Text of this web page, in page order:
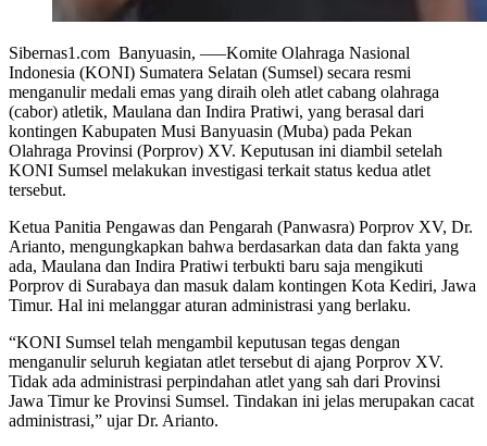
Sibernas1.com Banyuasin, —–Komite Olahraga Nasional
Indonesia (KONI) Sumatera Selatan (Sumsel) secara resmi
menganulir medali emas yang diraih oleh atlet cabang olahraga
(cabor) atletik, Maulana dan Indira Pratiwi, yang berasal dari
kontingen Kabupaten Musi Banyuasin (Muba) pada Pekan
Olahraga Provinsi (Porprov) XV. Keputusan ini diambil setelah
KONI Sumsel melakukan investigasi terkait status kedua atlet
tersebut.
Ketua Panitia Pengawas dan Pengarah (Panwasra) Porprov XV, Dr.
Arianto, mengungkapkan bahwa berdasarkan data dan fakta yang
ada, Maulana dan Indira Pratiwi terbukti baru saja mengikuti
Porprov di Surabaya dan masuk dalam kontingen Kota Kediri, Jawa
Timur. Hal ini melanggar aturan administrasi yang berlaku.
“KONI Sumsel telah mengambil keputusan tegas dengan
menganulir seluruh kegiatan atlet tersebut di ajang Porprov XV.
Tidak ada administrasi perpindahan atlet yang sah dari Provinsi
Jawa Timur ke Provinsi Sumsel. Tindakan ini jelas merupakan cacat
administrasi,” ujar Dr. Arianto.